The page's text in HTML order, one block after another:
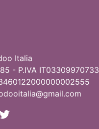
Italia
- P.IVA IT03309970733